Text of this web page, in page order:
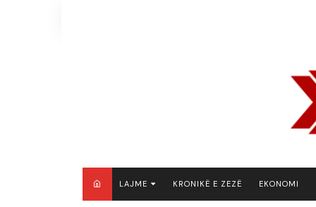
LAJME KRONIKË E ZEZË EKONOMI